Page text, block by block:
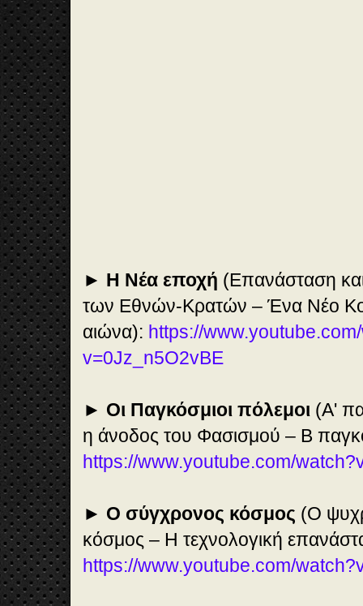
🎞️
Vi
de
o
50
:4
5
► Η Νέα εποχή (Επανάσταση
των Εθνών-Κρατών – Ένα Νέο
αιώνα): https://
v=0Jz_n5O2vBE
► Οι Παγκόσμιοι πόλεμοι (Α'
η άνοδος του Φασισμού – Β
https://www.youtube.com/
► Ο σύγχρονος κόσμος (Ο
κόσμος – Η τεχνολογική
https://www.youtube.com/